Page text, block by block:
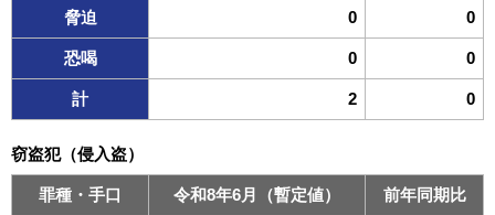
脅迫 0 0
恐喝 0 0
計 2 0
窃盗犯（侵入盗）
罪種・手口 令和8年6月（暫定値） 前年同期比